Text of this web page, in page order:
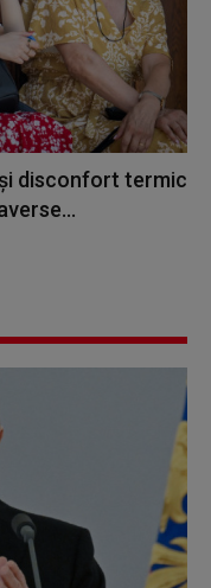
disconfort termic